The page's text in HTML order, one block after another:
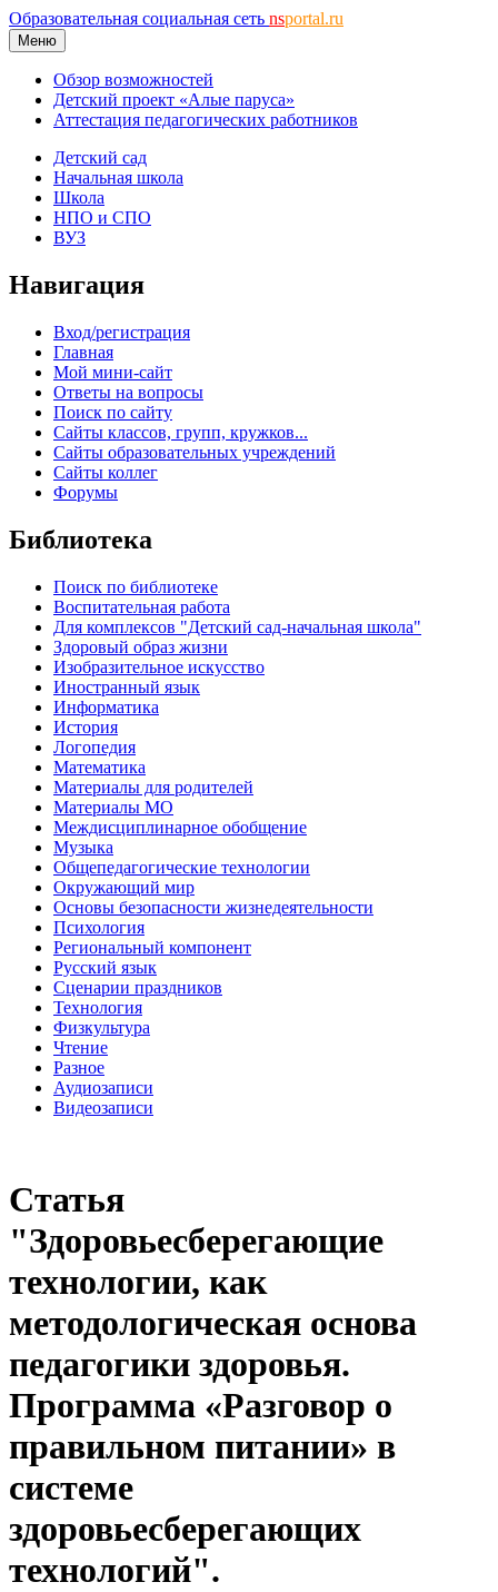
Образовательная социальная сеть nsportal.ru
Меню
Обзор возможностей
Детский проект «Алые паруса»
Аттестация педагогических работников
Детский сад
Начальная школа
Школа
НПО и СПО
ВУЗ
Навигация
Вход/регистрация
Главная
Мой мини-сайт
Ответы на вопросы
Поиск по сайту
Сайты классов, групп, кружков...
Сайты образовательных учреждений
Сайты коллег
Форумы
Библиотека
Поиск по библиотеке
Воспитательная работа
Для комплексов "Детский сад-начальная школа"
Здоровый образ жизни
Изобразительное искусство
Иностранный язык
Информатика
История
Логопедия
Математика
Материалы для родителей
Материалы МО
Междисциплинарное обобщение
Музыка
Общепедагогические технологии
Окружающий мир
Основы безопасности жизнедеятельности
Психология
Региональный компонент
Русский язык
Сценарии праздников
Технология
Физкультура
Чтение
Разное
Аудиозаписи
Видеозаписи
Статья
"Здоровьесберегающие
технологии, как
методологическая основа
педагогики здоровья.
Программа «Разговор о
правильном питании» в
системе
здоровьесберегающих
технологий".